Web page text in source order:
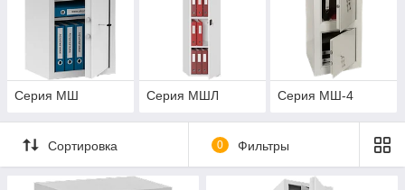
Серия МШ Серия МШЛ Серия МШ-4
Сортировка 0 Фильтры